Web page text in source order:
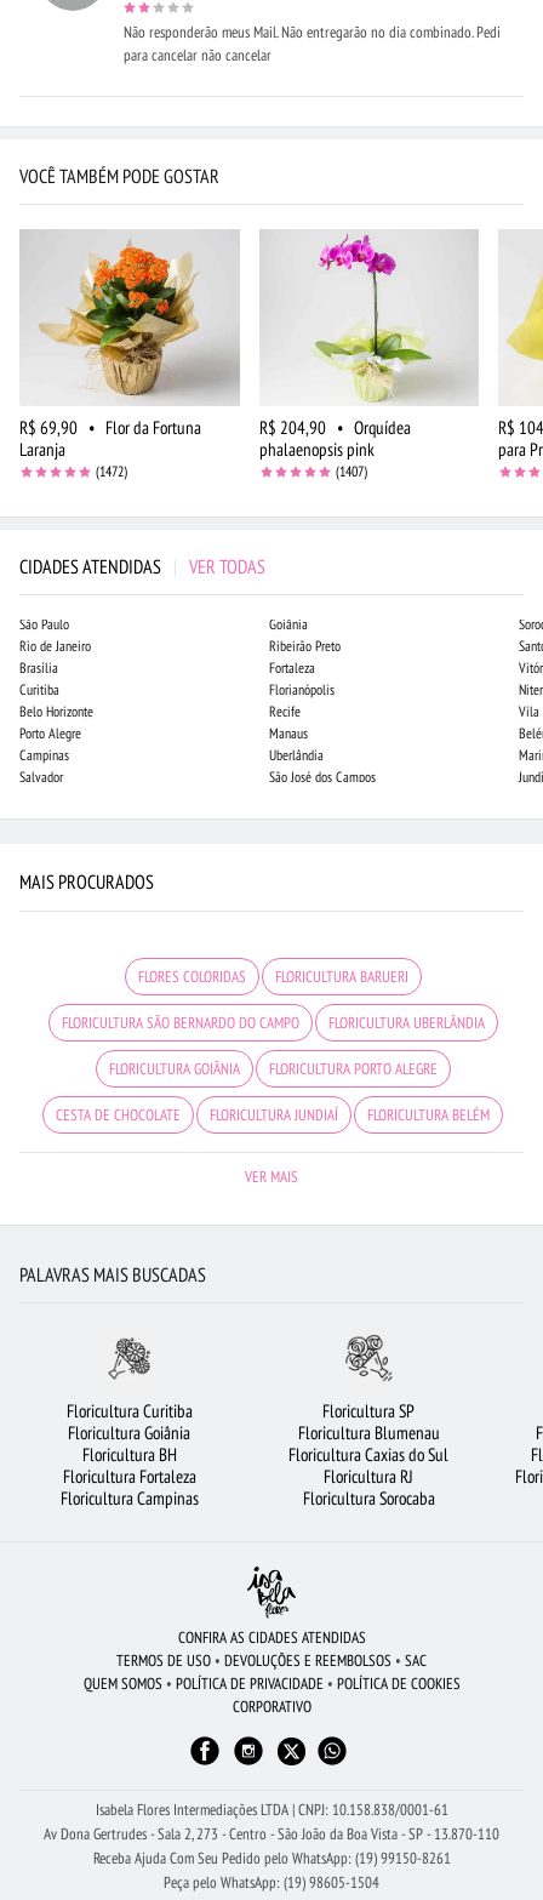
Não responderão meus Mail. Não entregarão no dia combinado. Pedi
para cancelar não cancelar
VOCÊ TAMBÉM PODE GOSTAR
R$ 69,90 • Flor da Fortuna
Laranja
(1472)
R$ 204,90 • Orquídea
phalaenopsis pink
(1407)
R$
para
CIDADES ATENDIDAS | VER TODAS
São Paulo
Rio de Janeiro
Brasília
Curitiba
Belo Horizonte
Porto Alegre
Campinas
Salvador
Goiânia
Ribeirão Preto
Fortaleza
Florianópolis
Recife
Manaus
Uberlândia
São José dos Campos
Vila
MAIS PROCURADOS
FLORES COLORIDAS FLORICULTURA BARUERI
FLORICULTURA SÃO BERNARDO DO CAMPO FLORICULTURA UBERLÂNDIA
FLORICULTURA GOIÂNIA FLORICULTURA PORTO ALEGRE
CESTA DE CHOCOLATE FLORICULTURA JUNDIAÍ FLORICULTURA BELÉM
ARRANJO DE FLORES FLORICULTURA FORTALEZA
FLORICULTURA RIBEIRÃO PRETO MAIS BUSCADOS FLORICULTURA SANTOS
ROSAS BRANCAS CESTA DE FRUTAS
FLORICULTURA SANTO ANDRÉ
FLORICULTURA SALVADOR
FLORICULTURA SÃO JOSÉ DOS CAMPOS FLORICULTURA CAMPINAS
BUQUÊ DE ROSAS VERMELHAS
BUQUÊ DE 20 ROSAS VERMELHAS FLORICULTURA BRASÍLIA
BUQUÊ DE 12 ROSAS VERMELHAS
VER MAIS
PALAVRAS MAIS BUSCADAS
Floricultura Curitiba
Floricultura Goiânia
Floricultura BH
Floricultura Fortaleza
Floricultura Campinas
Floricultura SP
Floricultura Blumenau
Floricultura Caxias do Sul
Floricultura RJ
Floricultura Sorocaba
CONFIRA AS CIDADES ATENDIDAS
TERMOS DE USO • DEVOLUÇÕES E REEMBOLSOS • SAC
QUEM SOMOS • POLÍTICA DE PRIVACIDADE • POLÍTICA DE COOKIES
CORPORATIVO
Isabela Flores Intermediações LTDA | CNPJ: 10.158.838/0001-61
Av Dona Gertrudes - Sala 2, 273 - Centro - São João da Boa Vista - SP - 13.870-110
Receba Ajuda Com Seu Pedido pelo WhatsApp: (19) 99150-8261
Peça pelo WhatsApp: (19) 98605-1504